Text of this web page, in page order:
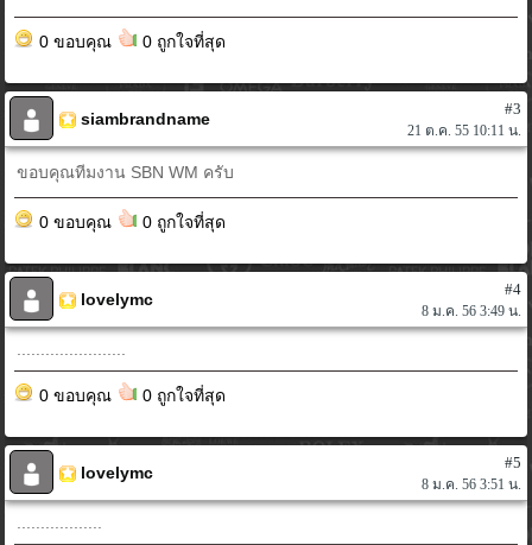
0 ขอบคุณ 0 ถูกใจที่สุด
siambrandname
#3
21 ต.ค. 55 10:11 น.
ขอบคุณทีมงาน SBN WM ครับ
0 ขอบคุณ 0 ถูกใจที่สุด
lovelymc
#4
8 ม.ค. 56 3:49 น.
0 ขอบคุณ 0 ถูกใจที่สุด
lovelymc
#5
8 ม.ค. 56 3:51 น.